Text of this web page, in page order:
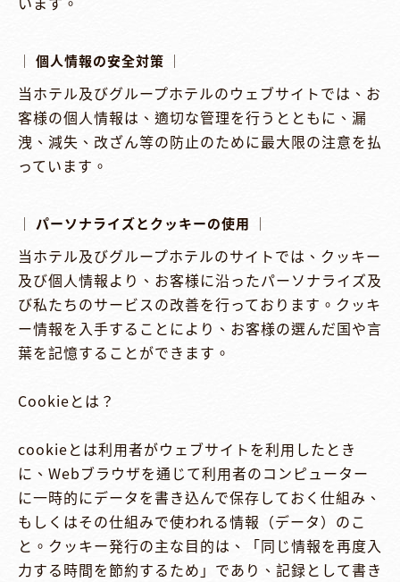
│ 個人情報の安全対策 │
当ホテル及びグループホテルのウェブサイトでは、お
客様の個人情報は、適切な管理を行うとともに、漏
洩、減失、改ざん等の防止のために最大限の注意を払
っています。
│ パーソナライズとクッキーの使用 │
当ホテル及びグループホテルのサイトでは、クッキー
及び個人情報より、お客様に沿ったパーソナライズ及
び私たちのサービスの改善を行っております。クッキ
ー情報を入手することにより、お客様の選んだ国や言
葉を記憶することができます。
Cookieとは？
cookieとは利用者がウェブサイトを利用したとき
に、Webブラウザを通じて利用者のコンピューター
に一時的にデータを書き込んで保存しておく仕組み、
もしくはその仕組みで使われる情報（データ）のこ
と。クッキー発行の主な目的は、「同じ情報を再度入
力する時間を節約するため」であり、記録として書き